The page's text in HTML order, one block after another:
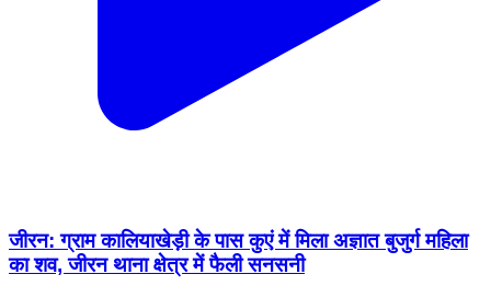
जीरन: ग्राम कालियाखेड़ी के पास कुएं में मिला अज्ञात बुजुर्ग महिला
का शव, जीरन थाना क्षेत्र में फैली सनसनी